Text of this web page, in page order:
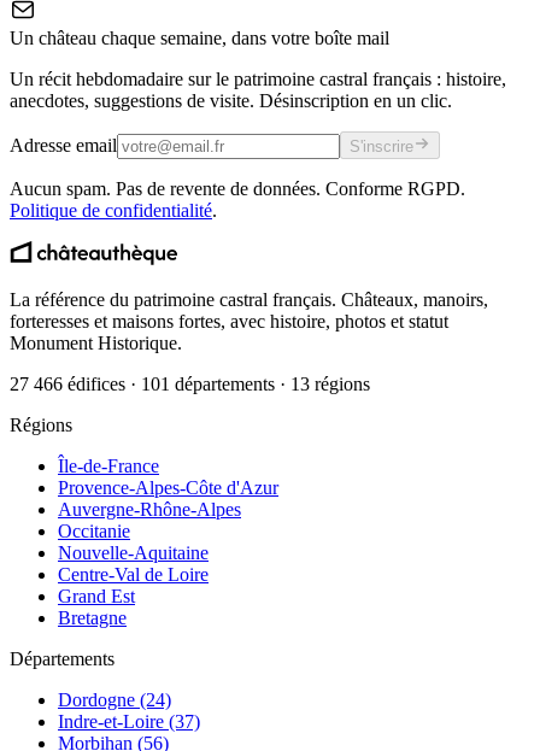
Un château chaque semaine, dans votre boîte mail
Un récit hebdomadaire sur le patrimoine castral français : histoire,
anecdotes, suggestions de visite. Désinscription en un clic.
Adresse email S'inscrire
Aucun spam. Pas de revente de données. Conforme RGPD.
Politique de confidentialité.
La référence du patrimoine castral français. Châteaux, manoirs,
forteresses et maisons fortes, avec histoire, photos et statut
Monument Historique.
27 466 édifices · 101 départements · 13 régions
Régions
Île-de-France
Provence-Alpes-Côte d'Azur
Auvergne-Rhône-Alpes
Occitanie
Nouvelle-Aquitaine
Centre-Val de Loire
Grand Est
Bretagne
Départements
Dordogne (24)
Indre-et-Loire (37)
Morbihan (56)